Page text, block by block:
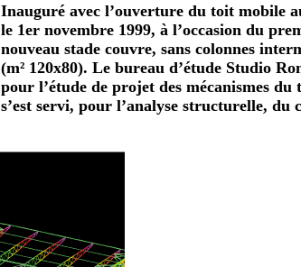
Inauguré avec l’ouverture du toit mobile
le 1er novembre 1999, à l’occasion du
nouveau stade couvre, sans colonnes
(m² 120x80). Le bureau d’étude Studio
pour l’étude de projet des mécanismes
s’est servi, pour l’analyse structurelle, du